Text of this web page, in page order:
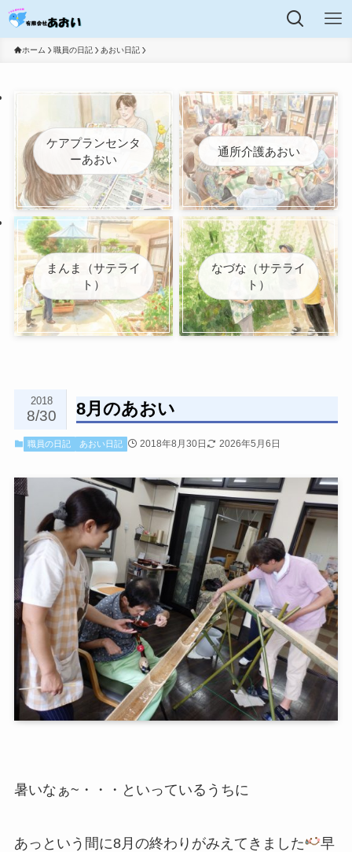
ホーム 職員の日記 あおい日記
ケアプランセンタ
ーあおい
通所介護あおい
まんま（サテライ
ト）
なづな（サテライ
ト）
8月のあおい
2018
8/30
職員の日記 あおい日記 2018年8月30日 2026年5月6日
暑いなぁ~・・・といっているうちに
あっという間に8月の終わりがみえてきました
早